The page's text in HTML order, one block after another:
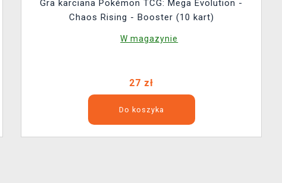
Gra karciana Pokémon TCG: Mega Evolution -
Chaos Rising - Booster (10 kart)
W magazynie
27 zł
Do koszyka